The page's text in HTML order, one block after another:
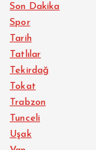
Son Dakika
Spor
Tarih
Tatlılar
Tekirdağ
Tokat
Trabzon
Tunceli
Uşak